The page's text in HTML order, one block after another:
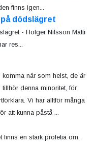
finns igen...
dödslägret
- Holger Nilsson Matti
res...
komma när som helst, de är
denna minoritet, för
Vi har alltför många
att kunna påstå ...
finns en stark profetia om.